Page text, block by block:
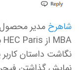
شاهرخ مدیر
MBA از HEC Paris با بیش از 8 سال سابقه می گوید:
نگاشت داستان